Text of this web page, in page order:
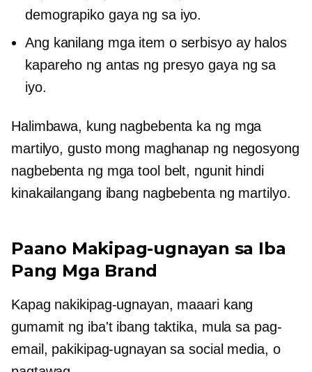
demograpiko gaya ng sa iyo.
Ang kanilang mga item o serbisyo ay halos
kapareho ng antas ng presyo gaya ng sa
iyo.
Halimbawa, kung nagbebenta ka ng mga
martilyo, gusto mong maghanap ng negosyong
nagbebenta ng mga tool belt, ngunit hindi
kinakailangang ibang nagbebenta ng martilyo.
Paano Makipag-ugnayan sa Iba
Pang Mga Brand
Kapag nakikipag-ugnayan, maaari kang
gumamit ng iba't ibang taktika, mula sa pag-
email, pakikipag-ugnayan sa social media, o